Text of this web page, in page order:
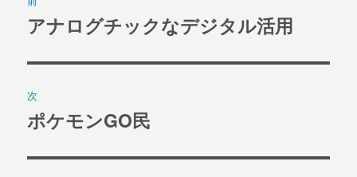
稿
ビ
ゲ
ー
過
の
投
稿:
アナログチックなデジタル活用
次
次
投
ポケモンGO民